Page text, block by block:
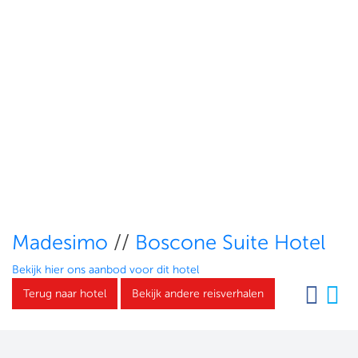
Madesimo // Boscone Suite Hotel
Bekijk hier ons aanbod voor dit hotel
Terug naar hotel
Bekijk andere reisverhalen